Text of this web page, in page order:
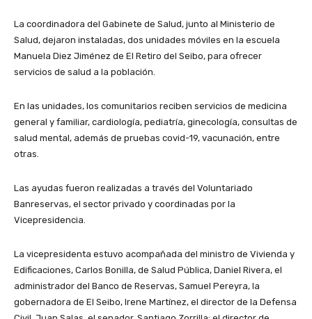
La coordinadora del Gabinete de Salud, junto al Ministerio de
Salud, dejaron instaladas, dos unidades móviles en la escuela
Manuela Diez Jiménez de El Retiro del Seibo, para ofrecer
servicios de salud a la población.
En las unidades, los comunitarios reciben servicios de medicina
general y familiar, cardiología, pediatría, ginecología, consultas de
salud mental, además de pruebas covid-19, vacunación, entre
otras.
Las ayudas fueron realizadas a través del Voluntariado
Banreservas, el sector privado y coordinadas por la
Vicepresidencia.
La vicepresidenta estuvo acompañada del ministro de Vivienda y
Edificaciones, Carlos Bonilla, de Salud Pública, Daniel Rivera, el
administrador del Banco de Reservas, Samuel Pereyra, la
gobernadora de El Seibo, Irene Martínez, el director de la Defensa